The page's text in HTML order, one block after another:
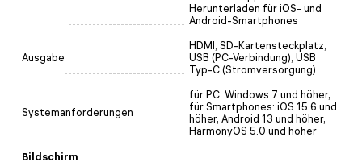
Herunterladen für iOS- und
Android-Smartphones
Ausgabe
HDMI, SD-Kartensteckplatz,
USB (PC-Verbindung), USB
Typ-C (Stromversorgung)
Systemanforderungen
für PC: Windows 7 und höher,
für Smartphones: iOS 15.6 und
höher, Android 13 und höher,
HarmonyOS 5.0 und höher
Bildschirm